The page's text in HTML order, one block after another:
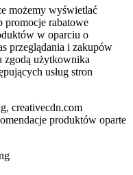
możemy wyświetlać
promocje rabatowe
w oparciu o
przeglądania i zakupów
zgodą użytkownika
usług stron
creativecdn.com
produktów oparte